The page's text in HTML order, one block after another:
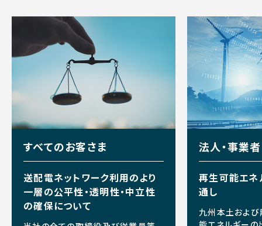
すべてのお客さま
送配電ネットワーク利用のより
一層の公平性・透明性・中立性
の確保について
法人・事業
再生可能エ
通し
九州本土およ